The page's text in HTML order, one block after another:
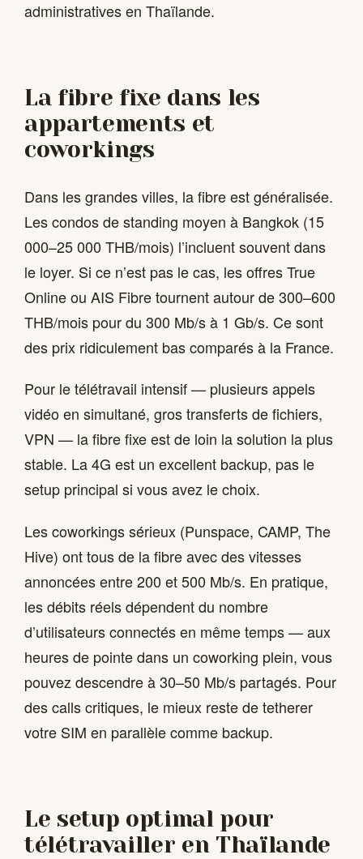
administratives en Thaïlande.
La fibre fixe dans les
appartements et
coworkings
Dans les grandes villes, la fibre est généralisée.
Les condos de standing moyen à Bangkok (15
000–25 000 THB/mois) l’incluent souvent dans
le loyer. Si ce n’est pas le cas, les offres True
Online ou AIS Fibre tournent autour de 300–600
THB/mois pour du 300 Mb/s à 1 Gb/s. Ce sont
des prix ridiculement bas comparés à la France.
Pour le télétravail intensif — plusieurs appels
vidéo en simultané, gros transferts de fichiers,
VPN — la fibre fixe est de loin la solution la plus
stable. La 4G est un excellent backup, pas le
setup principal si vous avez le choix.
Les coworkings sérieux (Punspace, CAMP, The
Hive) ont tous de la fibre avec des vitesses
annoncées entre 200 et 500 Mb/s. En pratique,
les débits réels dépendent du nombre
d’utilisateurs connectés en même temps — aux
heures de pointe dans un coworking plein, vous
pouvez descendre à 30–50 Mb/s partagés. Pour
des calls critiques, le mieux reste de tetherer
votre SIM en parallèle comme backup.
Le setup optimal pour
télétravailler en Thaïlande